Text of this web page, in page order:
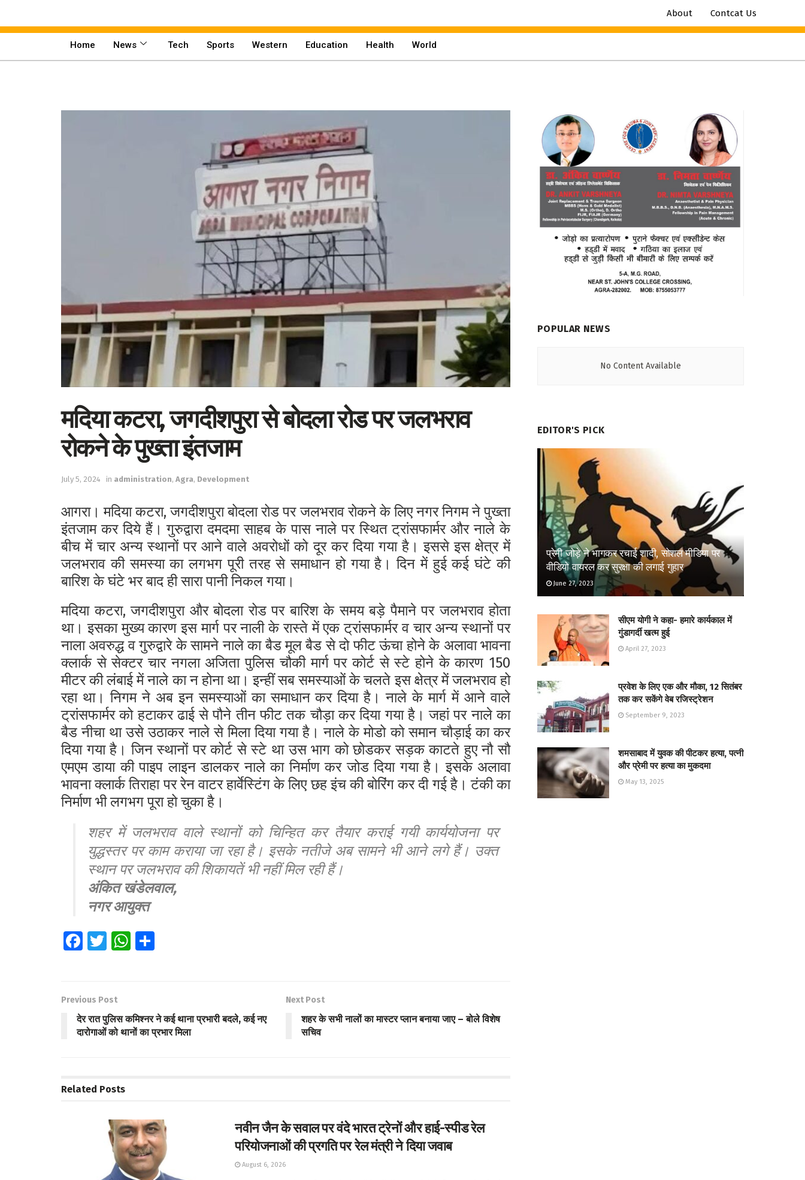
About Contcat Us
Home News Tech Sports Western Education Health World
मदिया कटरा, जगदीशपुरा से बोदला रोड पर जलभराव
रोकने के पुख्ता इंतजाम
July 5, 2024 in administration, Agra, Development
आगरा। मदिया कटरा, जगदीशपुरा बोदला रोड पर जलभराव रोकने के लिए नगर निगम ने पुख्ता
इंतजाम कर दिये हैं। गुरुद्वारा दमदमा साहब के पास नाले पर स्थित ट्रांसफार्मर और नाले के
बीच में चार अन्य स्थानों पर आने वाले अवरोधों को दूर कर दिया गया है। इससे इस क्षेत्र में
जलभराव की समस्या का लगभग पूरी तरह से समाधान हो गया है। दिन में हुई कई घंटे की
बारिश के घंटे भर बाद ही सारा पानी निकल गया।
मदिया कटरा, जगदीशपुरा और बोदला रोड पर बारिश के समय बड़े पैमाने पर जलभराव होता
था। इसका मुख्य कारण इस मार्ग पर नाली के रास्ते में एक ट्रांसफार्मर व चार अन्य स्थानों पर
नाला अवरुद्ध व गुरुद्वारे के सामने नाले का बैड मूल बैड से दो फीट ऊंचा होने के अलावा भावना
क्लार्क से सेक्टर चार नगला अजिता पुलिस चौकी मार्ग पर कोर्ट से स्टे होने के कारण 150
मीटर की लंबाई में नाले का न होना था। इन्हीं सब समस्याओं के चलते इस क्षेत्र में जलभराव हो
रहा था। निगम ने अब इन समस्याओं का समाधान कर दिया है। नाले के मार्ग में आने वाले
ट्रांसफार्मर को हटाकर ढाई से पौने तीन फीट तक चौड़ा कर दिया गया है। जहां पर नाले का
बैड नीचा था उसे उठाकर नाले से मिला दिया गया है। नाले के मोडो को समान चौड़ाई का कर
दिया गया है। जिन स्थानों पर कोर्ट से स्टे था उस भाग को छोडकर सड़क काटते हुए नौ सौ
एमएम डाया की पाइप लाइन डालकर नाले का निर्माण कर जोड दिया गया है। इसके अलावा
भावना क्लार्क तिराहा पर रेन वाटर हार्वेस्टिंग के लिए छह इंच की बोरिंग कर दी गई है। टंकी का
निर्माण भी लगभग पूरा हो चुका है।
शहर में जलभराव वाले स्थानों को चिन्हित कर तैयार कराई गयी कार्ययोजना पर
युद्धस्तर पर काम कराया जा रहा है। इसके नतीजे अब सामने भी आने लगे हैं। उक्त
स्थान पर जलभराव की शिकायतें भी नहीं मिल रही हैं।
अंकित खंडेलवाल,
नगर आयुक्त
Fa
o
o
k
T
er
W
A
p
Previous Post
देर रात पुलिस कमिश्नर ने कई थाना प्रभारी बदले, कई नए
दारोगाओं को थानों का प्रभार मिला
Next Post
शहर के सभी नालों का मास्टर प्लान बनाया जाए – बोले विशेष
सचिव
Related Posts
नवीन जैन के सवाल पर वंदे भारत ट्रेनों और हाई-स्पीड रेल
परियोजनाओं की प्रगति पर रेल मंत्री ने दिया जवाब
August 6, 2026
POPULAR NEWS
No Content Available
EDITOR'S PICK
प्रेमी जोड़े ने भागकर रचाई शादी, सोशल मीडिया पर
वीडियो वायरल कर सुरक्षा की लगाई गुहार
June 27, 2023
सीएम योगी ने कहा- हमारे कार्यकाल में
गुंडागर्दी खत्म हुई
April 27, 2023
प्रवेश के लिए एक और मौका, 12 सितंबर
तक कर सकेंगे वेब रजिस्ट्रेशन
September 9, 2023
शमसाबाद में युवक की पीटकर हत्या, पत्नी
और प्रेमी पर हत्या का मुकदमा
May 13, 2025
Sports
Western
Education
Health
World